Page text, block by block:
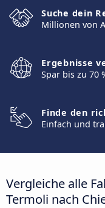
Suche dein
Millionen von
Ergebnisse
Spar bis zu 70
Finde den
Einfach und
Vergleiche alle
Termoli nach